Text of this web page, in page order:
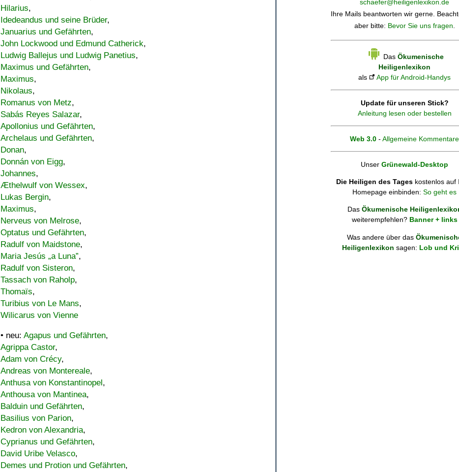
Hilarius,
Idedeandus und seine Brüder,
Januarius und Gefährten,
John Lockwood und Edmund Catherick,
Ludwig Ballejus und Ludwig Panetius,
Maximus und Gefährten,
Maximus,
Nikolaus,
Romanus von Metz,
Sabás Reyes Salazar,
Apollonius und Gefährten,
Archelaus und Gefährten,
Donan,
Donnán von Eigg,
Johannes,
Æthelwulf von Wessex,
Lukas Bergin,
Maximus,
Nerveus von Melrose,
Optatus und Gefährten,
Radulf von Maidstone,
Maria Jesús „a Luna”,
Radulf von Sisteron,
Tassach von Raholp,
Thomaïs,
Turibius von Le Mans,
Wilicarus von Vienne
• neu: Agapus und Gefährten,
Agrippa Castor,
Adam von Crécy,
Andreas von Montereale,
Anthusa von Konstantinopel,
Anthousa von Mantinea,
Balduin und Gefährten,
Basilius von Parion,
Kedron von Alexandria,
Cyprianus und Gefährten,
David Uribe Velasco,
Demes und Protion und Gefährten,
schaefer@heiligenlexikon.de
Ihre Mails beantworten wir gerne.
aber bitte: Bevor Sie uns fragen.
Das Ökumenische
Heiligenlexikon
als
App für Android-Handys
Update für unseren Stick?
Anleitung lesen oder bestellen
Web 3.0 - Allgemeine Kommentare
Unser Grünewald-Desktop
Die Heiligen des Tages kostenlos auf
Homepage einbinden: So geht es
Das Ökumenische
weiterempfehlen? Banner + links
Was andere über das
Heiligenlexikon sagen: Lob und